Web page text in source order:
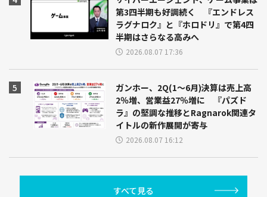
第3四半期も好調続く 『エンドレス
ラグナロク』と『ホロドリ』で第4四
半期はさらなる高みへ
2026.08.07 17:36
ガンホー、2Q(1～6月)決算は売上高
2％増、営業益27％増に 『パズド
ラ』の堅調な推移とRagnarok関連タ
イトルの新作展開が寄与
2026.08.07 16:12
すべて見る